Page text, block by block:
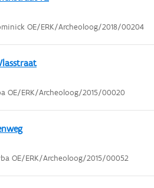
OE/ERK/Archeoloog/2018/00204
OE/ERK/Archeoloog/2015/00020
OE/ERK/Archeoloog/2015/00052